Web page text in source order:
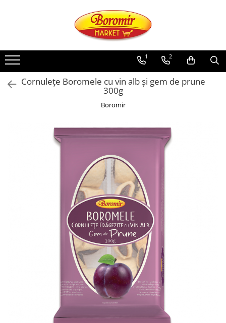
Noutati
Produse de post
Cozonac
Cozonac Exotic
Cozonac Creme
Cozonac Pricomigdala
Cozonac Vegan (de post)
Cozonac Collection
Cozonac Mos Craciun
Cozonac Duofino
Cozonac Imperial
1 2
Cornulețe Boromele cu vin alb și gem de prune
300g
Boromir